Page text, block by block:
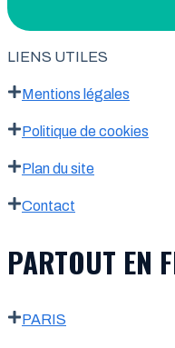
LIENS UTILES
Mentions légales
Politique de cookies
Plan du site
Contact
PARTOUT EN
PARIS